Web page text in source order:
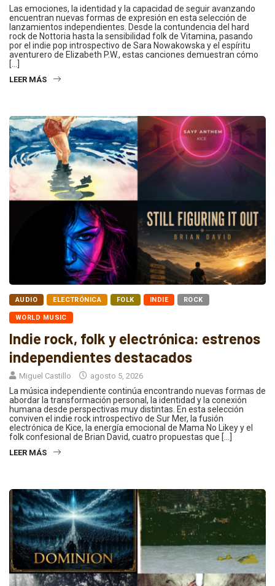
Las emociones, la identidad y la capacidad de seguir avanzando
encuentran nuevas formas de expresión en esta selección de
lanzamientos independientes. Desde la contundencia del hard
rock de Nottoria hasta la sensibilidad folk de Vitamina, pasando
por el indie pop introspectivo de Sara Nowakowska y el espíritu
aventurero de Elizabeth P.W., estas canciones demuestran cómo
[…]
LEER MÁS
AUDIO ELECTRÓNICA FOLK INDIE ROCK
WORLD MUSIC
Indie rock, folk y electrónica: estrenos
independientes destacados
Miguel Castillo agosto 5, 2026
La música independiente continúa encontrando nuevas formas de
abordar la transformación personal, la identidad y la conexión
humana desde perspectivas muy distintas. En esta selección
conviven el indie rock introspectivo de Sur Mer, la fusión
electrónica de Kice, la energía emocional de Mama No Likey y el
folk confesional de Brian David, cuatro propuestas que […]
LEER MÁS